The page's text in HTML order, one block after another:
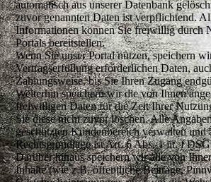
automatisch aus unserer Datenbank
zuvor genannten Daten ist verpflichtend.
Informationen können Sie freiwillig durch
Portals bereitstellen.
Wenn Sie unser Portal nutzen, speichern
Vertragserfüllung erforderlichen Daten,
Zahlungsweise, bis Sie Ihren Zugang
Weiterhin speichern wir die von Ihnen
freiwilligen Daten für die Zeit Ihrer
Sie diese nicht zuvor löschen. Alle
geschützten Kundenbereich verwalten und
Rechtsgrundlage ist Art. 6 Abs. 1 lit. f
Darüber hinaus speichern wir alle von
Inhalte (wie z.B. öffentliche Beiträge,